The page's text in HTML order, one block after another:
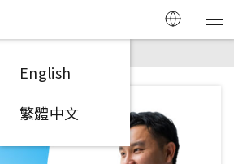
English
繁體中文
解